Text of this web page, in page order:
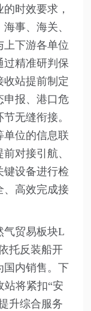
时效要求，
事、海关、
上下游各单位
过精准研判保
收站提前制定
申报、港口危
无缝衔接。
单位的信息联
对接引航、
键设备进行检
、高效完成接
气贸易板块L
托反装船开
国内销售。下
站将紧扣“安
升综合服务